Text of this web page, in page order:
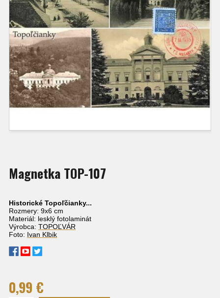
Magnetka TOP-107
Historické Topoľčianky...
Rozmery: 9x6 cm
Materiál: lesklý fotolaminát
Výrobca: TOPOĽVÁR
Foto: Ivan Klbik
0,99 €